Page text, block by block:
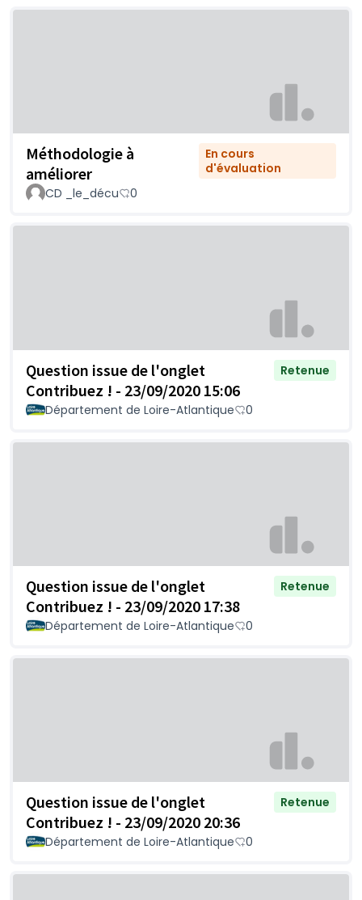
Méthodologie à
améliorer
En cours
d'évaluation
CD _le_décu
0
Question issue de l'onglet
Contribuez ! - 23/09/2020 15:06
Retenue
Département de Loire-Atlantique 0
Question issue de l'onglet
Contribuez ! - 23/09/2020 17:38
Retenue
Département de Loire-Atlantique 0
Question issue de l'onglet
Contribuez ! - 23/09/2020 20:36
Retenue
Département de Loire-Atlantique 0